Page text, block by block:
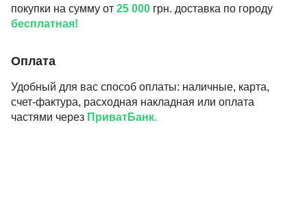
покупки на сумму от 25 000 грн. доставка по городу
бесплатная!
Оплата
Удобный для вас способ оплаты: наличные, карта,
счет-фактура, расходная накладная или оплата
частями через ПриватБанк.